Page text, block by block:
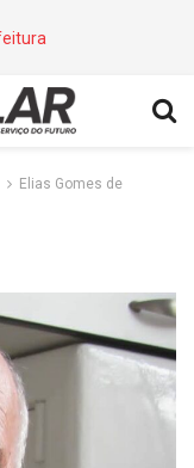
Elias Gomes de